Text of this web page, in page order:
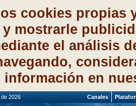
cookies propias
mostrarle
el análisis
información en
de 2026 Canales